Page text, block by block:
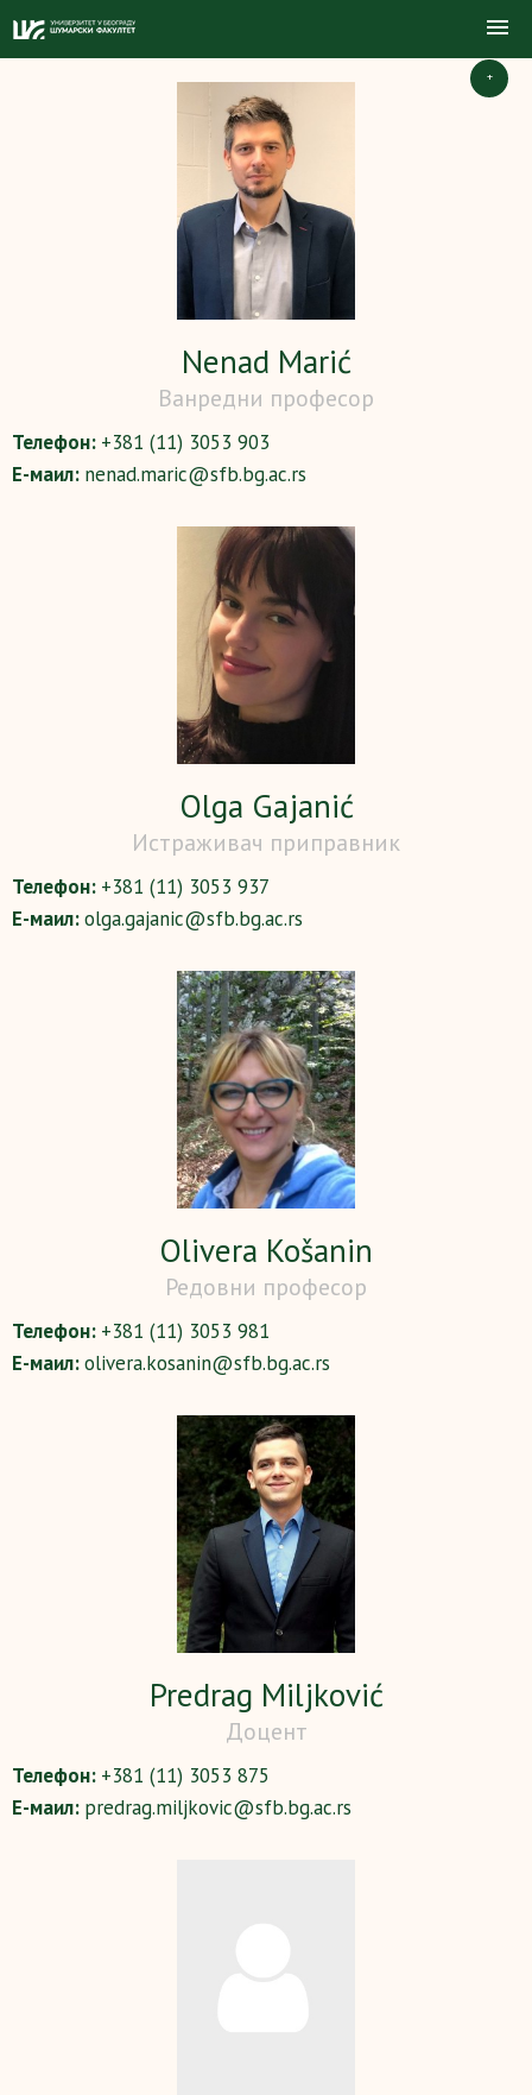
+
Nenad Marić
Ванредни професор
Телефон: +381 (11) 3053 903
Е-маил: nenad.maric@sfb.bg.ac.rs
Olga Gajanić
Истраживач приправник
Телефон: +381 (11) 3053 937
Е-маил:olga.gajanic@sfb.bg.ac.rs
Olivera Košanin
Редовни професор
Телефон: +381 (11) 3053 981
Е-маил:olivera.kosanin@sfb.bg.ac.rs
Predrag Miljković
Доцент
Телефон: +381 (11) 3053 875
Е-маил: predrag.miljkovic@sfb.bg.ac.rs